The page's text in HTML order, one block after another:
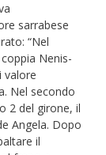
sarrabese
“Nel
Nenis-
valore
Nel secondo
2 del girone, il
Angela. Dopo
il